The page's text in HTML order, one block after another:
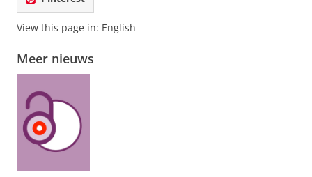
View this page in: English
Meer nieuws